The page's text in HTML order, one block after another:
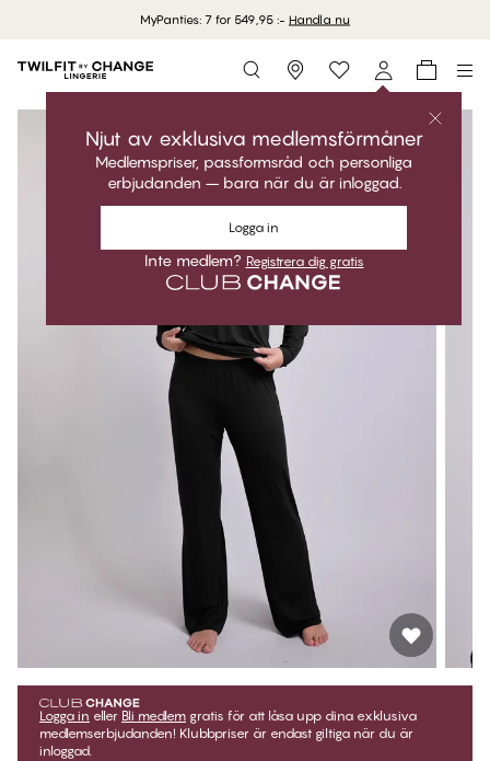
MyPanties: 7 for 549,95 :- Handla nu
Storefinder
Njut av exklusiva medlemsförmåner
Medlemspriser, passformsråd och personliga
erbjudanden – bara när du är inloggad.
Logga in
Inte medlem? Registrera dig gratis
Logga in eller Bli medlem gratis för att låsa upp dina exklusiva
medlemserbjudanden! Klubbpriser är endast giltiga när du är
inloggad.